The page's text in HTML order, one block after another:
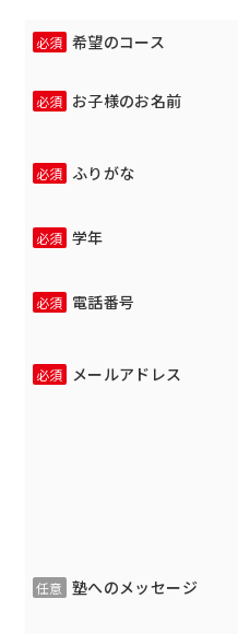
必須 希望のコース
必須 お子様のお名前
必須 ふりがな
必須 学年
必須 電話番号
必須 メールアドレス
任意 塾へのメッセージ